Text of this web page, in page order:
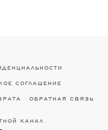
СОГЛАШЕНИЕ
ОБРАТНАЯ СВЯЗЬ
КАНАЛ